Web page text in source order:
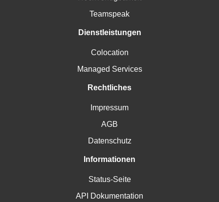
Teamspeak
Dienstleistungen
Colocation
Managed Services
Rechtliches
Impressum
AGB
Datenschutz
Informationen
Status-Seite
API Dokumentation